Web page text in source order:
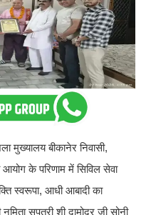
मुख्यालय बीकानेर निवासी,
के परिणाम में सिविल सेवा
स्वरूपा, आधी आबादी का
सुपुत्री शी दामोदर जी सोनी